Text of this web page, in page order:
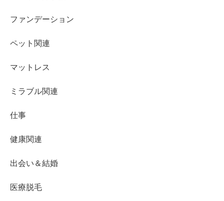
ファンデーション
ペット関連
マットレス
ミラブル関連
仕事
健康関連
出会い＆結婚
医療脱毛